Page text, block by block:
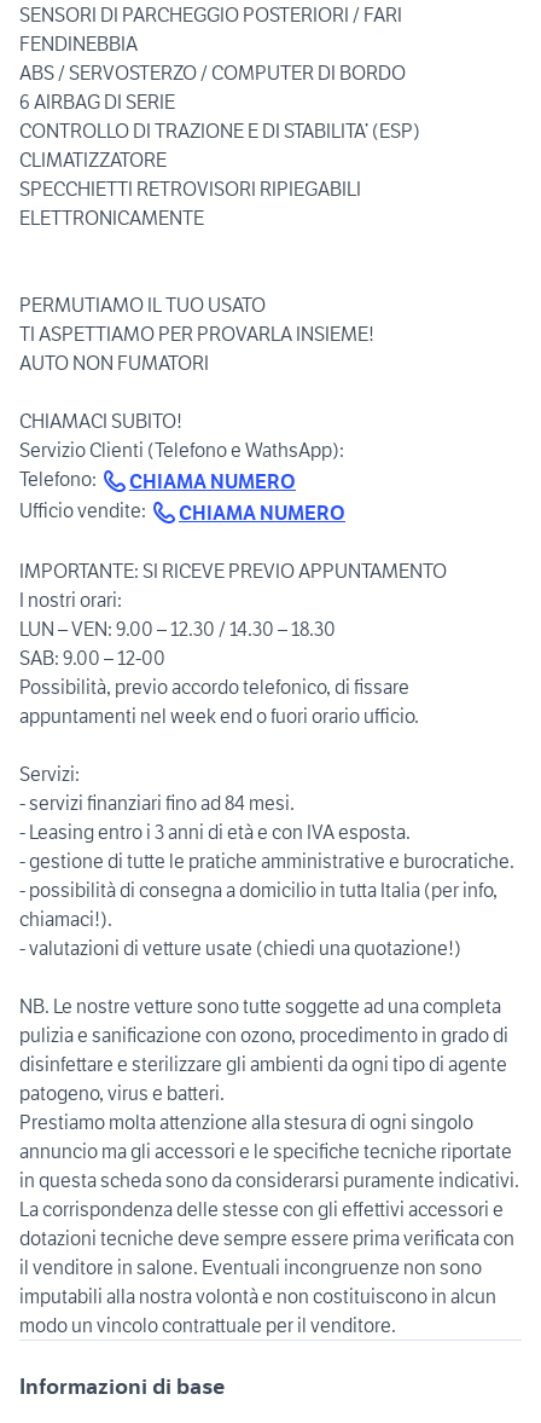
SENSORI DI PARCHEGGIO POSTERIORI / FARI
FENDINEBBIA
ABS / SERVOSTERZO / COMPUTER DI BORDO
6 AIRBAG DI SERIE
CONTROLLO DI TRAZIONE E DI STABILITA’ (ESP)
CLIMATIZZATORE
SPECCHIETTI RETROVISORI RIPIEGABILI
ELETTRONICAMENTE
PERMUTIAMO IL TUO USATO
TI ASPETTIAMO PER PROVARLA INSIEME!
AUTO NON FUMATORI
CHIAMACI SUBITO!
Servizio Clienti (Telefono e WathsApp):
Telefono:
CHIAMA NUMERO
Ufficio vendite:
CHIAMA NUMERO
IMPORTANTE: SI RICEVE PREVIO APPUNTAMENTO
I nostri orari:
LUN – VEN: 9.00 – 12.30 / 14.30 – 18.30
SAB: 9.00 – 12-00
Possibilità, previo accordo telefonico, di fissare
appuntamenti nel week end o fuori orario ufficio.
Servizi:
- servizi finanziari fino ad 84 mesi.
- Leasing entro i 3 anni di età e con IVA esposta.
- gestione di tutte le pratiche amministrative e burocratiche.
- possibilità di consegna a domicilio in tutta Italia (per info,
chiamaci!).
- valutazioni di vetture usate (chiedi una quotazione!)
NB. Le nostre vetture sono tutte soggette ad una completa
pulizia e sanificazione con ozono, procedimento in grado di
disinfettare e sterilizzare gli ambienti da ogni tipo di agente
patogeno, virus e batteri.
Prestiamo molta attenzione alla stesura di ogni singolo
annuncio ma gli accessori e le specifiche tecniche riportate
in questa scheda sono da considerarsi puramente indicativi.
La corrispondenza delle stesse con gli effettivi accessori e
dotazioni tecniche deve sempre essere prima verificata con
il venditore in salone. Eventuali incongruenze non sono
imputabili alla nostra volontà e non costituiscono in alcun
modo un vincolo contrattuale per il venditore.
Informazioni di base